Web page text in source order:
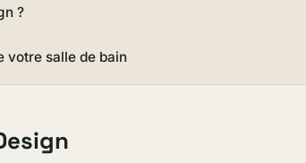
?
votre salle de bain